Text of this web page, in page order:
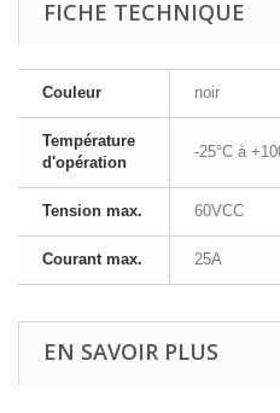
FICHE TECHNIQUE
Couleur noir
Température
d'opération
-25°C à
Tension max. 60VCC
Courant max. 25A
EN SAVOIR PLUS